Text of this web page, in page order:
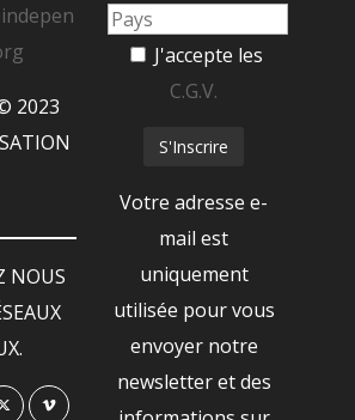
2023
NOUS
J'accepte les
C.G.V.
Votre adresse e-
mail est
uniquement
utilisée pour vous
envoyer notre
newsletter et des